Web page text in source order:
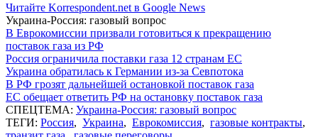
Читайте Korrespondent.net в Google News
Украина-Россия: газовый вопрос
В Еврокомиссии призвали готовиться к прекращению
поставок газа из РФ
Россия ограничила поставки газа 12 странам ЕС
Украина обратилась к Германии из-за Севпотока
В РФ грозят дальнейшей остановкой поставок газа
ЕС обещает ответить РФ на остановку поставок газа
СПЕЦТЕМА: Украина-Россия: газовый вопрос
ТЕГИ: Россия, Украина, Еврокомиссия, газовые контракты,